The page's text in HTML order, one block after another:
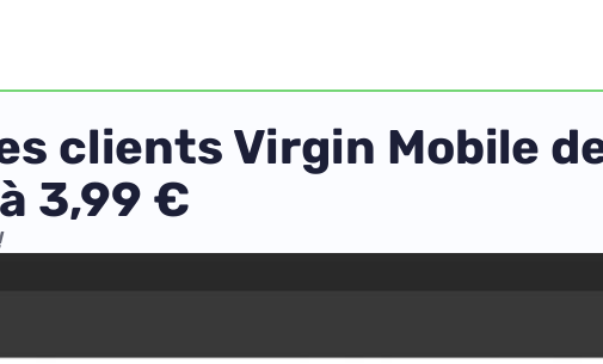
clients Virgin Mobile
3,99 €